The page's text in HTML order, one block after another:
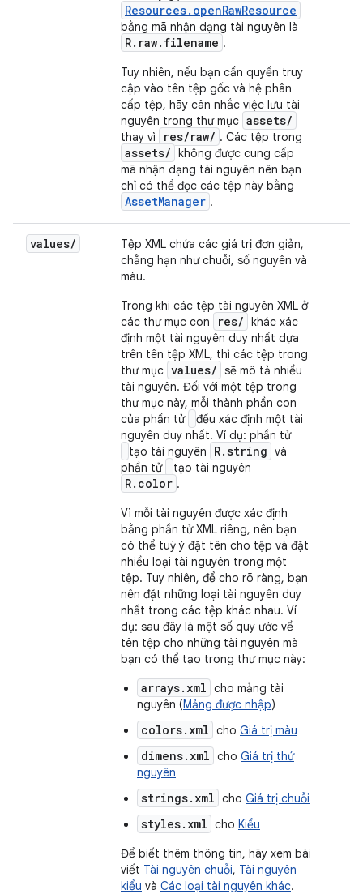
Resources.openRawResource
bằng mã nhận dạng tài nguyên là
R.raw.filename .
Tuy nhiên, nếu bạn cần quyền truy
cập vào tên tệp gốc và hệ phân
cấp tệp, hãy cân nhắc việc lưu tài
nguyên trong thư mục assets/
thay vì res/raw/ . Các tệp trong
assets/ không được cung cấp
mã nhận dạng tài nguyên nên bạn
chỉ có thể đọc các tệp này bằng
AssetManager .
values/
Tệp XML chứa các giá trị đơn giản,
chẳng hạn như chuỗi, số nguyên và
màu.
Trong khi các tệp tài nguyên XML ở
các thư mục con
res/ khác xác
định một tài nguyên duy nhất dựa
trên tên tệp XML, thì các tệp trong
thư mục values/ sẽ mô tả nhiều
tài nguyên. Đối với một tệp trong
thư mục này, mỗi thành phần con
của phần tử
đều xác định một tài
nguyên duy nhất. Ví dụ: phần tử
tạo tài nguyên
R.string và
phần tử
tạo tài nguyên
R.color .
Vì mỗi tài nguyên được xác định
bằng phần tử XML riêng, nên bạn
có thể tuỳ ý đặt tên cho tệp và đặt
nhiều loại tài nguyên trong một
tệp. Tuy nhiên, để cho rõ ràng, bạn
nên đặt những loại tài nguyên duy
nhất trong các tệp khác nhau. Ví
dụ: sau đây là một số quy ước về
tên tệp cho những tài nguyên mà
bạn có thể tạo trong thư mục này:
arrays.xml cho mảng tài
nguyên (Mảng được nhập)
colors.xml cho Giá trị màu
dimens.xml cho Giá trị thứ
nguyên
strings.xml cho Giá trị chuỗi
styles.xml cho Kiểu
Để biết thêm thông tin, hãy xem bài
viết Tài nguyên chuỗi, Tài nguyên
kiểu và Các loại tài nguyên khác.